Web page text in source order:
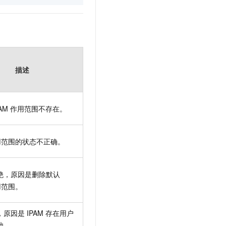
描述
作用范围不存在。
围的状态不正确。
，原因是删除默认
围。
原因是 IPAM 存在用户